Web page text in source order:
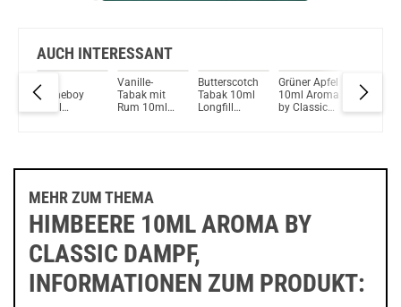
FlavourArt Bilberry Aroma
Du willst Kröten sparen?
Schau mal hier!
Suorin Ace 2ml 1000mAh Pod Kit Weiss
AUCH INTERESSANT
Pink
Homeboy
Vanille-
Tabak mit
Rum 10ml
Butterscotch
Tabak 10ml
Longfill
Grüner Apfel
10ml Aroma
by Classic
10ml
MEHR ZUM THEMA
HIMBEERE 10ML AROMA BY
CLASSIC DAMPF,
INFORMATIONEN ZUM PRODUKT: